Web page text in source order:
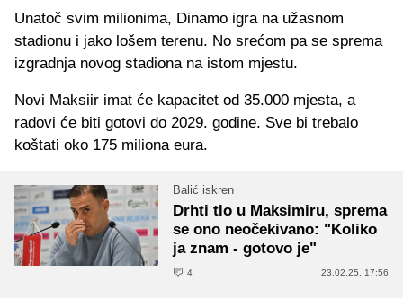
Unatoč svim milionima, Dinamo igra na užasnom
stadionu i jako lošem terenu. No srećom pa se sprema
izgradnja novog stadiona na istom mjestu.
Novi Maksiir imat će kapacitet od 35.000 mjesta, a
radovi će biti gotovi do 2029. godine. Sve bi trebalo
koštati oko 175 miliona eura.
Balić iskren
Drhti tlo u Maksimiru, sprema
se ono neočekivano: "Koliko
ja znam - gotovo je"
4 23.02.25. 17:56